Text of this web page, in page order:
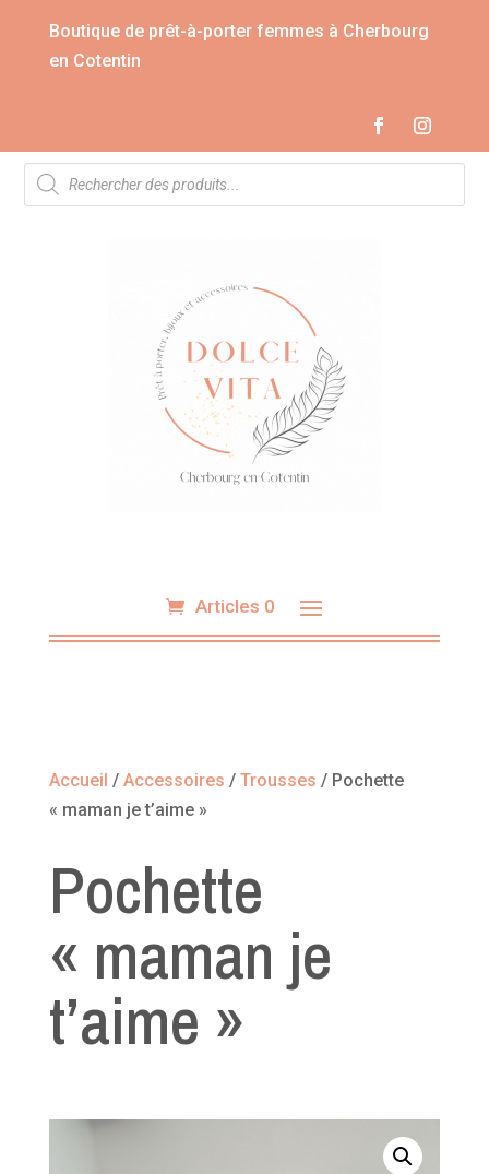
Boutique de prêt-à-porter femmes à Cherbourg
en Cotentin
Recherche
de
produits
Articles 0
Accueil / Accessoires / Trousses / Pochette
« maman je t’aime »
Pochette
« maman je
t’aime »